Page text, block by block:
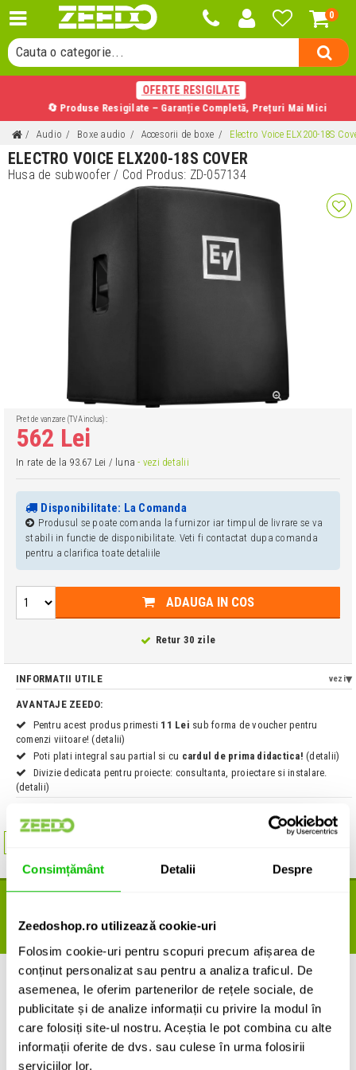
Consimțământ Detalii Despre
Zeedoshop.ro utilizează cookie-uri
Folosim cookie-uri pentru scopuri precum afișarea de
conținut personalizat sau pentru a analiza traficul. De
asemenea, le oferim partenerilor de rețele sociale, de
publicitate și de analize informații cu privire la modul în
care folosiți site-ul nostru. Aceștia le pot combina cu alte
informații oferite de dvs. sau culese în urma folosirii
serviciilor lor.
0
Cauta o categorie...
Cauta un producator...
OFERTE RESIGILATE
🔄 Produse Resigilate – Garanție Completă, Prețuri Mai Mici
Audio Boxe audio Accesorii de boxe Electro Voice ELX200-18S
ELECTRO VOICE ELX200-18S COVER
Husa de subwoofer/ Cod Produs: ZD-057134
Pret de vanzare (TVA inclus):
562 Lei
In rate de la 93.67 Lei / luna- vezi detalii
Disponibilitate: La Comanda
Produsul se poate comanda la furnizor iar timpul de livrare se va
stabili in functie de disponibilitate. Veti fi contactat dupa comanda
pentru a clarifica toate detaliile
ADAUGA IN COS
Retur 30 zile
INFORMATII UTILE vezi
AVANTAJE ZEEDO:
Pentru acest produs primesti 11 Lei sub forma de voucher pentru
comenzi viitoare! (detalii)
Poti plati integral sau partial si cu cardul de prima didactica! (detalii)
Divizie dedicata pentru proiecte: consultanta, proiectare si instalare.
(detalii)
Ai un proiect sau esti revanzator? Cere o oferta personalizata!
VOICEin Romania
Informatii produs:
Electro Voice ELX200-18S Cover
Husa captusita de culoare neagra, conceputa pentru subwoofer-ele
Electro Voice ELX200-18S si ELX200-18SP.